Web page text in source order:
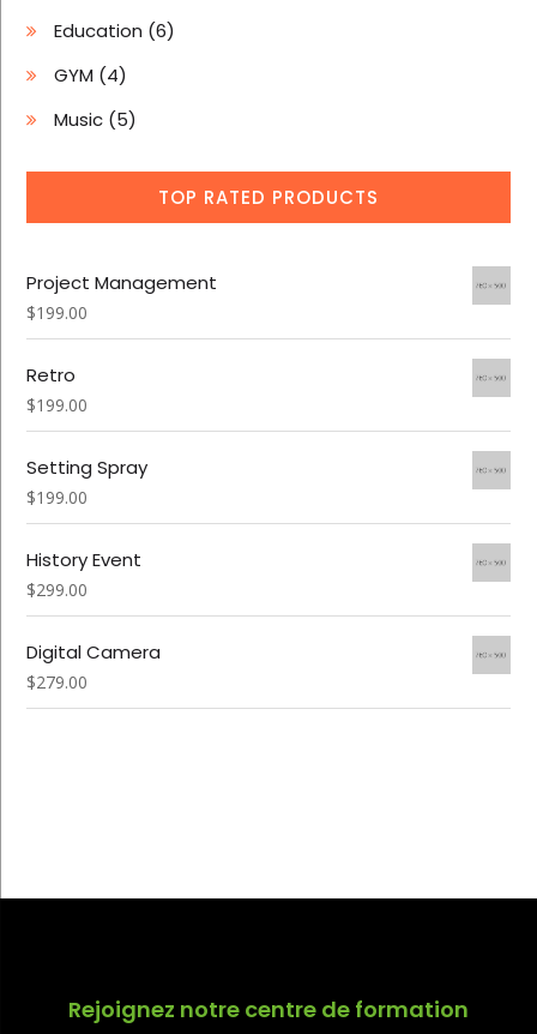
produits
Education 66
GYM 44
produits
Music 55
TOP RATED PRODUCTS
Project Management
$199.00
Retro
$199.00
Setting Spray
$199.00
History Event
$299.00
Digital Camera
$279.00
Rejoignez notre centre de formation